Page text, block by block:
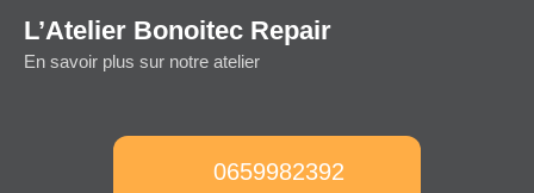
L’Atelier Bonoitec Repair
En savoir plus sur notre atelier
0659982392